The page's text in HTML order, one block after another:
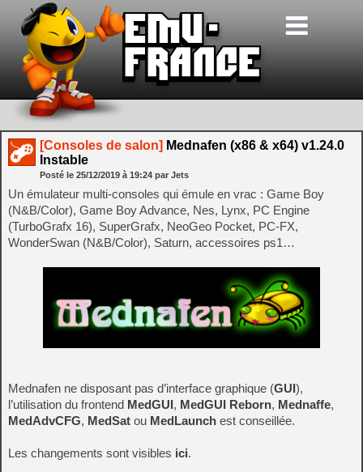
[Consoles de salon] Mednafen (x86 & x64) v1.24.0
Instable
Posté le 25/12/2019 à 19:24 par Jets
Un émulateur multi-consoles qui émule en vrac : Game Boy
(N&B/Color), Game Boy Advance, Nes, Lynx, PC Engine
(TurboGrafx 16), SuperGrafx, NeoGeo Pocket, PC-FX,
WonderSwan (N&B/Color), Saturn, accessoires ps1…
Mednafen ne disposant pas d’interface graphique (GUI),
l’utilisation du frontend MedGUI, MedGUI Reborn, Mednaffe,
MedAdvCFG, MedSat ou MedLaunch est conseillée.
Les changements sont visibles ici.